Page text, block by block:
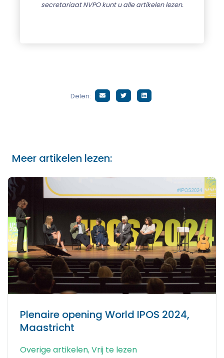
secretariaat NVPO kunt u alle artikelen lezen.
Delen:
Meer artikelen lezen:
Plenaire opening World IPOS 2024,
Maastricht
Overige artikelen, Vrij te lezen